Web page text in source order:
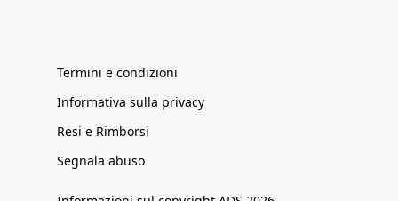
Termini e condizioni
Informativa sulla privacy
Resi e Rimborsi
Segnala abuso